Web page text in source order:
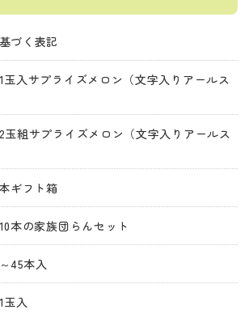
づく表記
玉入サプライズメロン（文字入りアールス
玉組サプライズメロン（文字入りアールス
ギフト箱
本の家族団らんセット
45本入
玉入